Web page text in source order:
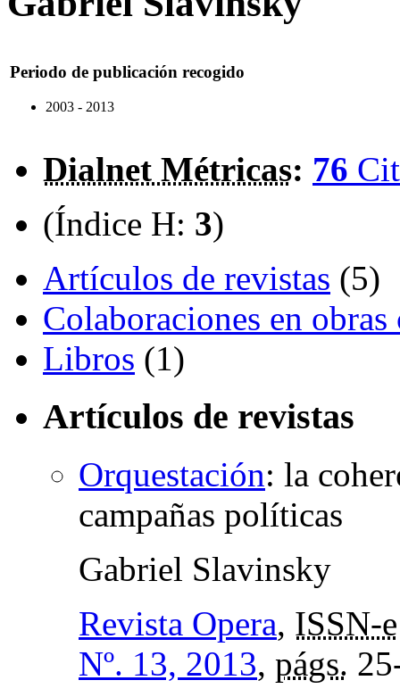
Periodo de publicación recogido
2003 - 2013
Dialnet Métricas: 76
(Índice H: 3)
Artículos de revistas (5)
Colaboraciones en
Libros (1)
Artículos de revistas
Orquestación: la
campañas políticas
Gabriel Slavinsky
Revista Opera, ISSN-e
Nº. 13, 2013, págs.